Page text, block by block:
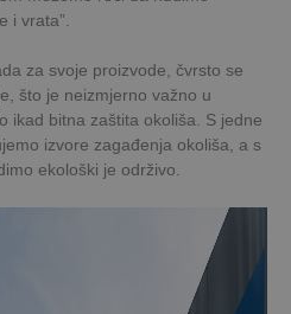
i vrata”.
za svoje proizvode, čvrsto se
što je neizmjerno važno u
ikad bitna zaštita okoliša. S jedne
izvore zagađenja okoliša, a s
ekološki je održivo.